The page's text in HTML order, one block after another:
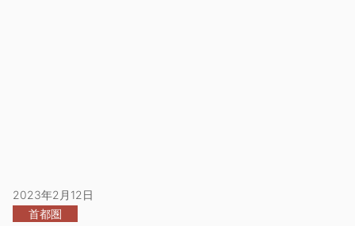
2023年2月12日
首都圏